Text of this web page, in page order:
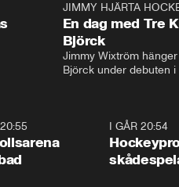
JIMMY HJÄRTA
En dag med Tre
Björck
Jimmy Wixtröm
Björck under debuten i
I GÅR 20:54